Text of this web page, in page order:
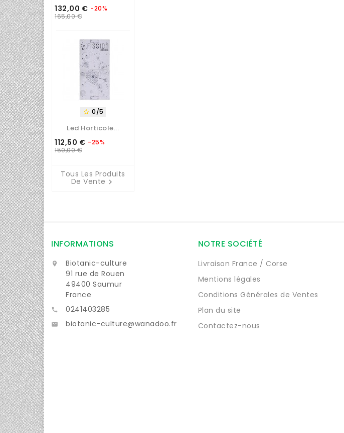
Prix
132,00 € -20%
165,00 €
 0/5
Led Horticole...
Prix
112,50 € -25%
150,00 €
Tous Les Produits
De Vente 
INFORMATIONS

Biotanic-culture
91 rue de Rouen
49400 Saumur
France
 0241403285
 biotanic-culture@wanadoo.fr
NOTRE SOCIÉTÉ
Livraison France / Corse
Mentions légales
Conditions Générales de Ventes
Plan du site
Contactez-nous